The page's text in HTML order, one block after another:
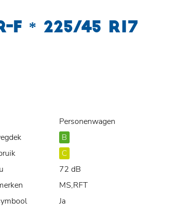
F * 225/45 R17
Personenwagen
B
C
72 dB
MS,RFT
Ja